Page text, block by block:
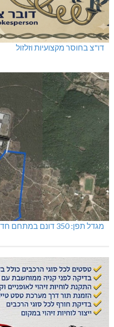
דו"צ בחוסר מקצועיות וזלזול
מגדל תפן: 350 דונם במתחם חדש